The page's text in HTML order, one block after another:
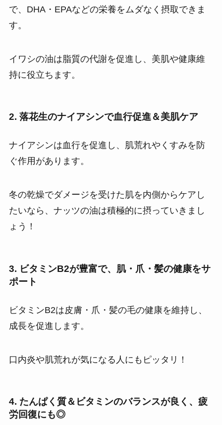
で、DHA・EPAなどの栄養をムダなく摂取できま
す。
イワシの油は脂質の代謝を促進し、美肌や健康維
持に役立ちます。
2. 落花生のナイアシンで血行促進＆美肌ケア
ナイアシンは血行を促進し、肌荒れやくすみを防
ぐ作用があります。
冬の乾燥でダメージを受けた肌を内側からケアし
たいなら、ナッツの油は積極的に摂っていきまし
ょう！
3. ビタミンB2が豊富で、肌・爪・髪の健康をサ
ポート
ビタミンB2は皮膚・爪・髪の毛の健康を維持し、
成長を促進します。
口内炎や肌荒れが気になる人にもピッタリ！
4. たんぱく質＆ビタミンのバランスが良く、疲
労回復にも◎